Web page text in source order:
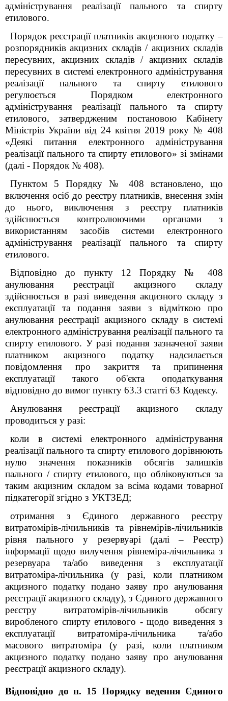
адміністрування реалізації пального та спирту
етилового.
Порядок реєстрації платників акцизного податку –
розпорядників акцизних складів / акцизних складів
пересувних, акцизних складів / акцизних складів
пересувнихв системі електронного адміністрування
реалізації пального та спирту етилового
регулюється Порядком електронного
адміністрування реалізації пального та спирту
етилового, затвердженим постановою Кабінету
Міністрів України від 24 квітня 2019 року № 408
«Деякі питання електронного адміністрування
реалізації пального та спирту етилового» зі змінами
(далі - Порядок № 408).
Пунктом 5 Порядку № 408 встановлено, що
включення осіб до реєстру платників, внесення змін
до нього, виключення з реєстру платників
здійснюється контролюючими органами з
використанням засобів системи електронного
адміністрування реалізації пального та спирту
етилового.
Відповідно до пункту 12 Порядку № 408
анулювання реєстрації акцизного складу
здійснюється в разі виведення акцизного складу з
експлуатації та подання заяви з відміткою про
анулювання реєстрації акцизного складу в системі
електронного адміністрування реалізації пального та
спирту етилового. У разі подання зазначеної заяви
платником акцизного податку надсилається
повідомлення про закриття та припинення
експлуатації такого об'єкта оподаткування
відповідно до вимог пункту 63.3 статті 63 Кодексу.
Анулювання реєстрації акцизного складу
проводиться у разі:
коли в системі електронного адміністрування
реалізації пального та спирту етилового дорівнюють
нулю значення показників обсягів залишків
пального / спирту етилового, що обліковуються за
таким акцизним складом за всіма кодами товарної
підкатегорії згідно з УКТЗЕД;
отримання з Єдиного державного реєстру
витратомірів-лічильників та рівнемірів-лічильників
рівня пального у резервуарі (далі – Реєстр)
інформації щодо вилучення рівнеміра-лічильника з
резервуара та/або виведення з експлуатації
витратоміра-лічильника (у разі, коли платником
акцизного податку подано заяву про анулювання
реєстрації акцизного складу), з Єдиного державного
реєстру витратомірів-лічильників обсягу
виробленого спирту етилового - щодо виведення з
експлуатації витратоміра-лічильника та/або
масового витратоміра (у разі, коли платником
акцизного податку подано заяву про анулювання
реєстрації акцизного складу).
Відповідно до п. 15 Порядку ведення Єдиного